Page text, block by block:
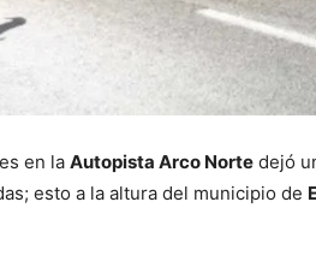
en la Autopista Arco Norte dejó
esto a la altura del municipio de